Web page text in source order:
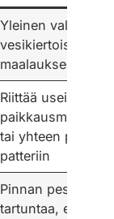
Yleinen valinta
vesikiertoisen
maalaukseen
Riittää usein
tai yhteen pieneen
patteriin
Pinnan pesu
tartuntaa, etenkin